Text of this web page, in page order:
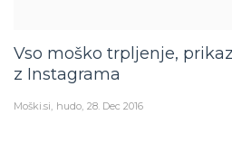
Vso moško trpljenje,
z Instagrama
Moški.si hudo 28. Dec 2016